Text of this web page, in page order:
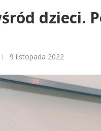
dzieci.
9 listopada 2022